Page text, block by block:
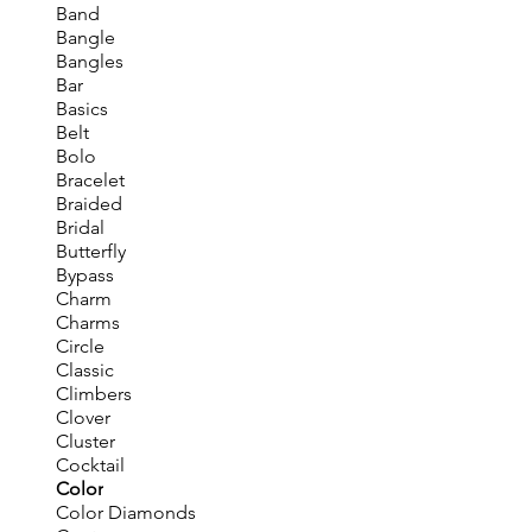
Band
Bangle
Bangles
Bar
Basics
Belt
Bolo
Bracelet
Braided
Bridal
Butterfly
Bypass
Charm
Charms
Circle
Classic
Climbers
Clover
Cluster
Cocktail
Color
Color Diamonds